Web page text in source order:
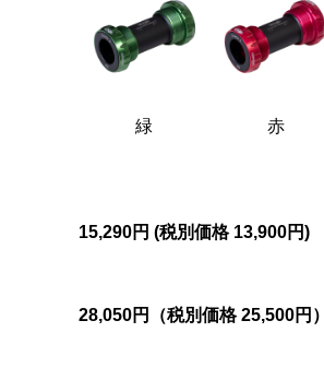
緑 赤
15,290円 (税別価格 13,900円)
28,050円（税別価格 25,500円）